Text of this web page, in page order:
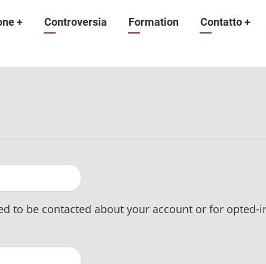
+ Controversia Formation Contatto+
to be contacted about your account or for opted-